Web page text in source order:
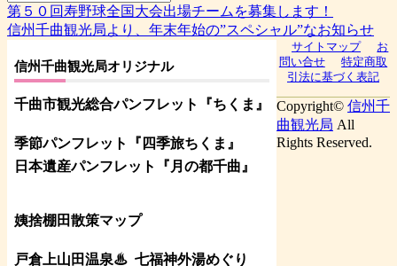
第５０回寿野球全国大会出場チームを募集します！
信州千曲観光局より、年末年始の”スペシャル”なお知らせ
信州千曲観光局オリジナル
千曲市観光総合パンフレット 『ちくま 』
季節パンフレット『四季旅ちくま』
日本遺産パンフレット
『月の都千曲 』
姨捨棚田散策マップ
戸倉上山田温泉♨ 七福神外湯めぐり
サイトマップ
お
問い合せ
特定商取
引法に基づく表記
Copyright© 信州千
曲観光局 All
Rights Reserved.